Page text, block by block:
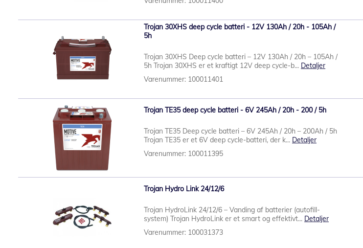
Trojan 30XHS deep cycle batteri - 12V 130Ah / 20h - 105Ah /
5h
Trojan 30XHS Deep cycle batteri – 12V 130Ah / 20h – 105Ah /
5h Trojan 30XHS er et kraftigt 12V deep cycle-b... Detaljer
Varenummer: 100011401
Trojan TE35 deep cycle batteri - 6V 245Ah / 20h - 200 / 5h
Trojan TE35 Deep cycle batteri – 6V 245Ah / 20h – 200Ah / 5h
Trojan TE35 er et 6V deep cycle-batteri, der k... Detaljer
Varenummer: 100011395
Trojan Hydro Link 24/12/6
Trojan HydroLink 24/12/6 – Vanding af batterier (autofill-
system) Trojan HydroLink er et smart og effektivt... Detaljer
Varenummer: 100031373